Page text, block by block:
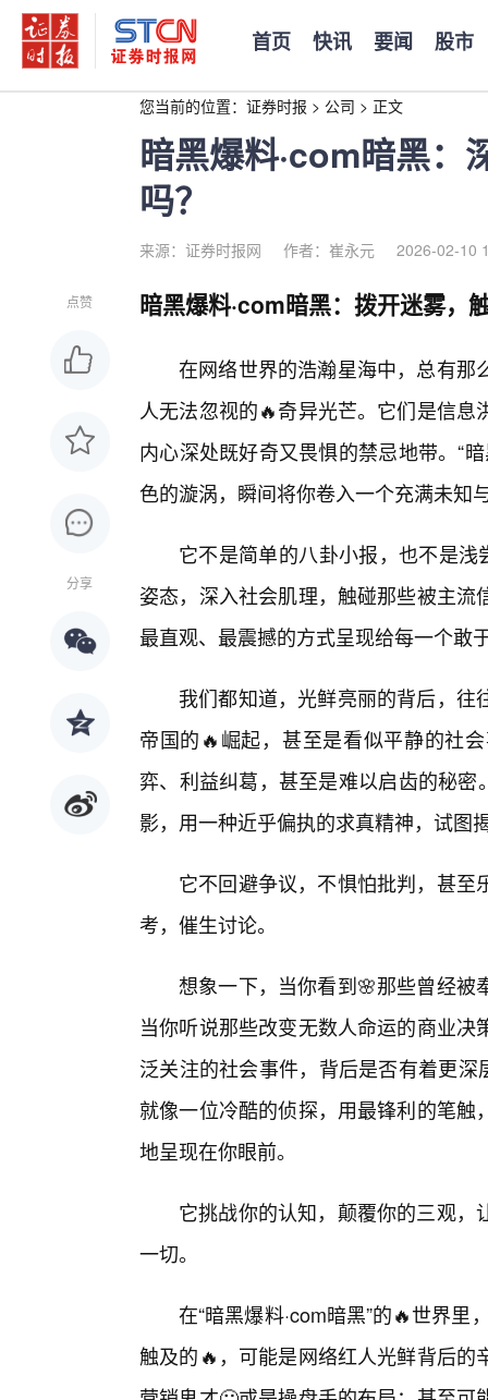
首页 快讯 要闻 股市
您当前的位置： 证券时报 > 公司 > 正文
暗黑爆料·com暗黑：
吗？
来源：证券时报网 作者：崔永元 2026-02-10
点赞
分享
暗黑爆料·com暗黑：拨开迷雾，
在网络世界的浩瀚星海中，总有那
人无法忽视的🔥奇异光芒。它们是信
内心深处既好奇又畏惧的禁忌地带。“
色的漩涡，瞬间将你卷入一个充满未知
它不是简单的八卦小报，也不是浅
姿态，深入社会肌理，触碰那些被主
最直观、最震撼的方式呈现给每一个敢
我们都知道，光鲜亮丽的背后，
帝国的🔥崛起，甚至是看似平静的社
弈、利益纠葛，甚至是难以启齿的秘密
影，用一种近乎偏执的求真精神，试图
它不回避争议，不惧怕批判，甚
考，催生讨论。
想象一下，当你看到🌸那些曾经被
当你听说那些改变无数人命运的商业
泛关注的社会事件，背后是否有着更
就像一位冷酷的侦探，用最锋利的笔
地呈现在你眼前。
它挑战你的认知，颠覆你的三观
一切。
在“暗黑爆料·com暗黑”的🔥世界里
触及的🔥，可能是网络红人光鲜背后